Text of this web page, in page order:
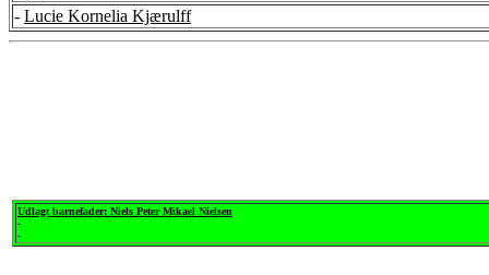
- Lucie Kornelia Kjærulff
Udlagt barnefader: Niels Peter Mikael Nielsen
-
-